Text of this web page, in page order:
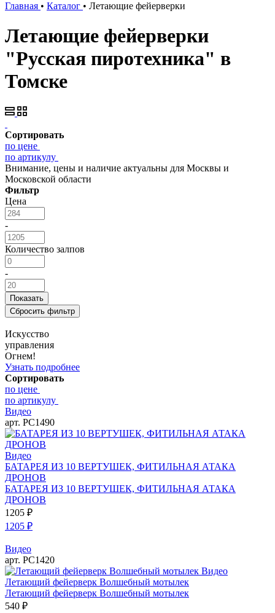
Главная • Каталог • Летающие фейерверки
Летающие фейерверки
"Русская пиротехника" в
Томске
Сортировать
по цене
по артикулу
Внимание, цены и наличие актуальны для Москвы и
Московской области
Фильтр
Цена
-
Количество залпов
-
Искусство
управления
Огнем!
Узнать подробнее
Сортировать
по цене
по артикулу
Видео
арт. РС1490
Видео
БАТАРЕЯ ИЗ 10 ВЕРТУШЕК, ФИТИЛЬНАЯ АТАКА
ДРОНОВ
БАТАРЕЯ ИЗ 10 ВЕРТУШЕК, ФИТИЛЬНАЯ АТАКА
ДРОНОВ
1205 ₽
1205 ₽
Видео
арт. РС1420
Видео
Летающий фейерверк Волшебный мотылек
Летающий фейерверк Волшебный мотылек
540 ₽